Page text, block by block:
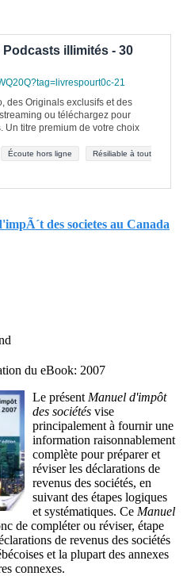
illimités - 30
21
des Originals exclusifs et des
ou téléchargez pour
Un titre premium de votre choix
Écoute hors ligne
Résiliable à tout
des societes au Canada
du eBook: 2007
Le présent Manuel d'impôt
des sociétés vise
principalement à fournir une
information raisonnablement
complète pour préparer et
réviser les déclarations de
revenus des sociétés, en
suivant des étapes logiques
et systématiques. Ce Manuel
de compléter ou réviser, étape
de revenus des sociétés
et la plupart des annexes
connexes.